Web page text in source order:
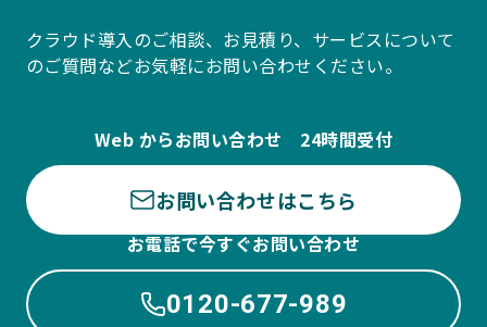
クラウド導入のご相談、お見積り、サービスについて
のご質問などお気軽にお問い合わせください。
Web からお問い合わせ 24時間受付
お問い合わせはこちら
お電話で今すぐお問い合わせ
0120-677-989